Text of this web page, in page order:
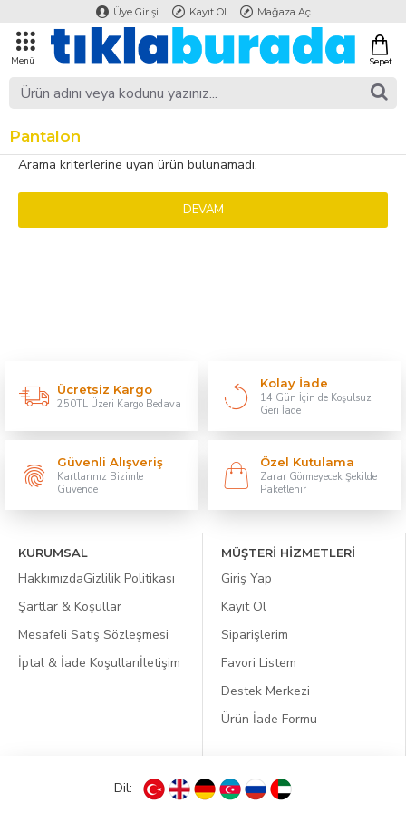
Üye Girişi Kayıt Ol Mağaza Aç
Pantalon
Arama kriterlerine uyan ürün bulunamadı.
DEVAM
Ücretsiz Kargo
250TL Üzeri Kargo Bedava
Kolay İade
14 Gün İçin de Koşulsuz
Geri İade
Güvenli Alışveriş
Kartlarınız Bizimle
Güvende
Özel Kutulama
Zarar Görmeyecek Şekilde
Paketlenir
KURUMSAL
HakkımızdaGizlilik Politikası
Şartlar & Koşullar
Mesafeli Satış Sözleşmesi
İptal & İade Koşullarıİletişim
MÜŞTERİ HİZMETLERİ
Giriş Yap
Kayıt Ol
Siparişlerim
Favori Listem
Destek Merkezi
Ürün İade Formu
Dil: